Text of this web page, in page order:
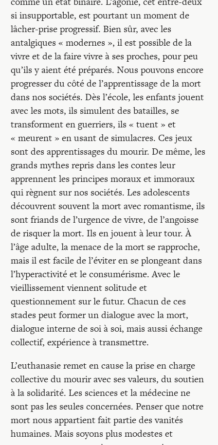
si insupportable, est pourtant un moment de
lâcher-prise progressif. Bien sûr, avec les
antalgiques « modernes », il est possible de la
vivre et de la faire vivre à ses proches, pour peu
qu’ils y aient été préparés. Nous pouvons encore
progresser du côté de l’apprentissage de la mort
dans nos sociétés. Dès l’école, les enfants jouent
avec les mots, ils simulent des batailles, se
transforment en guerriers, ils « tuent » et
« meurent » en usant de simulacres. Ces jeux
sont des apprentissages du mourir. De même, les
grands mythes repris dans les contes leur
apprennent les principes moraux et immoraux
qui règnent sur nos sociétés. Les adolescents
découvrent souvent la mort avec romantisme, ils
sont friands de l’urgence de vivre, de l’angoisse
de risquer la mort. Ils en jouent à leur tour. À
l’âge adulte, la menace de la mort se rapproche,
mais il est facile de l’éviter en se plongeant dans
l’hyperactivité et le consumérisme. Avec le
vieillissement viennent solitude et
questionnement sur le futur. Chacun de ces
stades peut former un dialogue avec la mort,
dialogue interne de soi à soi, mais aussi échange
collectif, expérience à transmettre.
L’euthanasie remet en cause la prise en charge
collective du mourir avec ses valeurs, du soutien
à la solidarité. Les sciences et la médecine ne
sont pas les seules concernées. Penser que notre
mort nous appartient fait partie des vanités
humaines. Mais soyons plus modestes et